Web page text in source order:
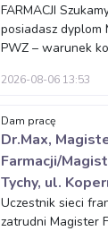
FARMACJI
posiadasz dyplom
PWZ – warunek
2026-08-06 13:53
Dam pracę
Dr.Max,
Farmacji/
Tychy, ul.
Uczestnik sieci
zatrudni Magister